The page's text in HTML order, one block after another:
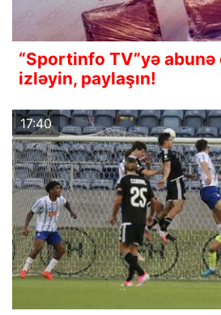
“Sportinfo TV”yə
izləyin, paylaşın!
17:40